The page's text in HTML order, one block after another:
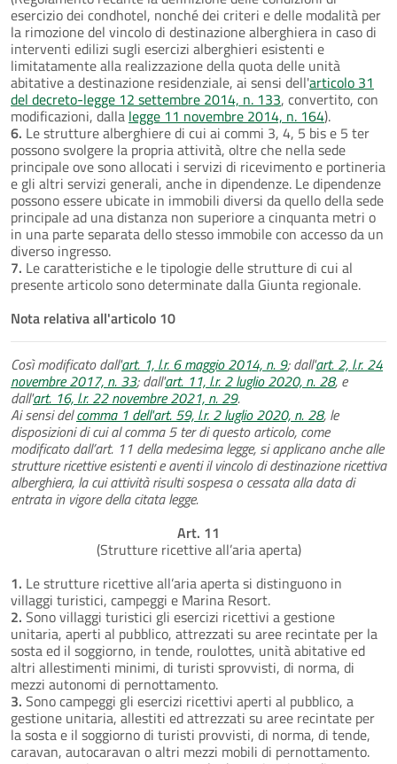
esercizio dei condhotel, nonché dei criteri e delle modalità per
la rimozione del vincolo di destinazione alberghiera in caso di
interventi edilizi sugli esercizi alberghieri esistenti e
limitatamente alla realizzazione della quota delle unità
abitative a destinazione residenziale, ai sensi dell'articolo 31
del decreto-legge 12 settembre 2014, n. 133, convertito, con
modificazioni, dalla legge 11 novembre 2014, n. 164).
6. Le strutture alberghiere di cui ai commi 3, 4, 5 bis e 5 ter
possono svolgere la propria attività, oltre che nella sede
principale ove sono allocati i servizi di ricevimento e portineria
e gli altri servizi generali, anche in dipendenze. Le dipendenze
possono essere ubicate in immobili diversi da quello della sede
principale ad una distanza non superiore a cinquanta metri o
in una parte separata dello stesso immobile con accesso da un
diverso ingresso.
7. Le caratteristiche e le tipologie delle strutture di cui al
presente articolo sono determinate dalla Giunta regionale.
Nota relativa all'articolo 10
Così modificato dall'art. 1, l.r. 6 maggio 2014, n. 9; dall'art. 2, l.r. 24
novembre 2017, n. 33; dall'art. 11, l.r. 2 luglio 2020, n. 28, e
dall'art. 16, l.r. 22 novembre 2021, n. 29.
Ai sensi delcomma 1 dell'art. 59, l.r. 2 luglio 2020, n. 28, le
disposizioni di cui al comma 5 ter di questo articolo, come
modificato dall’art. 11 della medesima legge, si applicano anche alle
strutture ricettive esistenti e aventi il vincolo di destinazione ricettiva
alberghiera, la cui attività risulti sospesa o cessata alla data di
entrata in vigore della citata legge.
Art. 11
(Strutture ricettive all’aria aperta)
1. Le strutture ricettive all’aria aperta si distinguono in
villaggi turistici, campeggi e Marina Resort.
2. Sono villaggi turistici gli esercizi ricettivi a gestione
unitaria, aperti al pubblico, attrezzati su aree recintate per la
sosta ed il soggiorno, in tende, roulottes, unità abitative ed
altri allestimenti minimi, di turisti sprovvisti, di norma, di
mezzi autonomi di pernottamento.
3. Sono campeggi gli esercizi ricettivi aperti al pubblico, a
gestione unitaria, allestiti ed attrezzati su aree recintate per
la sosta e il soggiorno di turisti provvisti, di norma, di tende,
caravan, autocaravan o altri mezzi mobili di pernottamento.